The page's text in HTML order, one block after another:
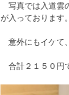
写真では入道雲
が入っております。
意外にもイケて
合計２１５０円